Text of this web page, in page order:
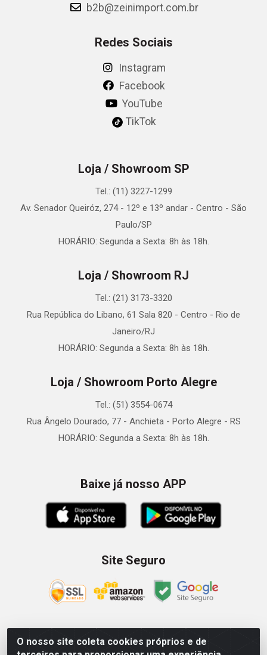
O nosso site coleta cookies próprios e de
b2b@zeinimport.com.br
Redes Sociais
Instagram
Facebook
YouTube
TikTok
Loja / Showroom SP
Tel.: (11) 3227-1299
Av. Senador Queiróz, 274 - 12º e 13º andar - Centro - São
Paulo/SP
HORÁRIO: Segunda a Sexta: 8h às 18h.
Loja / Showroom RJ
Tel.: (21) 3173-3320
Rua República do Libano, 61 Sala 820 - Centro - Rio de
Janeiro/RJ
HORÁRIO: Segunda a Sexta: 8h às 18h.
Loja / Showroom Porto Alegre
Tel.: (51) 3554-0674
Rua Ângelo Dourado, 77 - Anchieta - Porto Alegre - RS
HORÁRIO: Segunda a Sexta: 8h às 18h.
Baixe já nosso APP
Site Seguro
Zein Importação e Comércio LTDA - Av. Senador Queiróz, 274